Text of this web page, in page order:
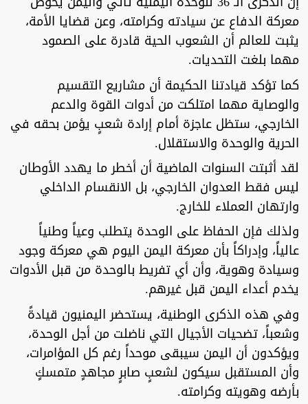
معركة الدفاع عن سيادته وكرامته، وعن قضايا الأمة،
يثبت للعالم أن الشعوب الحية قادرة على الصمود
مهما بلغت التحديات.
كما تؤكد قيادتنا الحكيمة أن مشاريع التقسيم
والوصاية مهما امتلكت من أدوات القوة والدعم
الخارجي، ستظل عاجزة أمام إرادة شعبٍ يؤمن بحقه في
الحرية والوحدة والاستقلال.
لقد أثبتت السنوات الماضية أن أخطر ما يهدد الأوطان
ليس فقط العدوان الخارجي، بل الانقسام الداخلي
وارتهان العملاء للخارج.
ولذلك فإن الحفاظ على الوحدة يتطلب وعياً وطنياً
عالياً، وإدراكاً بأن معركة اليمن اليوم هي معركة وجود
وسيادة وهوية، وأن أي تفريط بالوحدة من قبل الأدوات
يخدم أعداء اليمن قبل غيرهم.
وفي هذه الذكرى الوطنية، يستحضر اليمنيون قيادةً
وشعباً، تضحيات الأجيال التي ناضلت من أجل الوحدة،
ويؤكدون أن اليمن سيبقى موحداً رغم كل المؤامرات،
وأن المستقبل سيكون لشعبٍ صابرٍ مجاهدٍ متمسكٍ
بأرضه وهويته وكرامته.